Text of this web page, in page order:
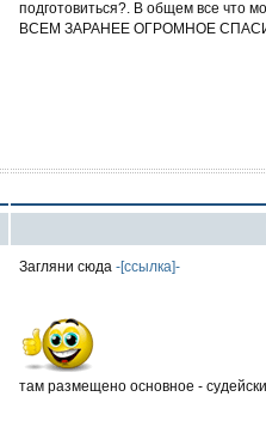
подготовиться?. В общем все что
ВСЕМ ЗАРАНЕЕ ОГРОМНОЕ
Загляни сюда -[ссылка]-
там размещено основное -